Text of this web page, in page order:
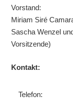
Vorstand:
Miriam Siré
Sascha Wenzel
Vorsitzende)
Kontakt:
Telefon: